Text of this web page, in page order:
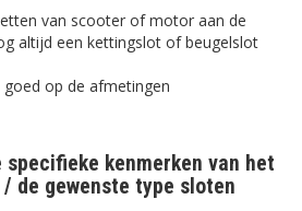
van scooter of motor aan de
altijd een kettingslot of beugelslot
op de afmetingen
kenmerken van het
de gewenste type sloten